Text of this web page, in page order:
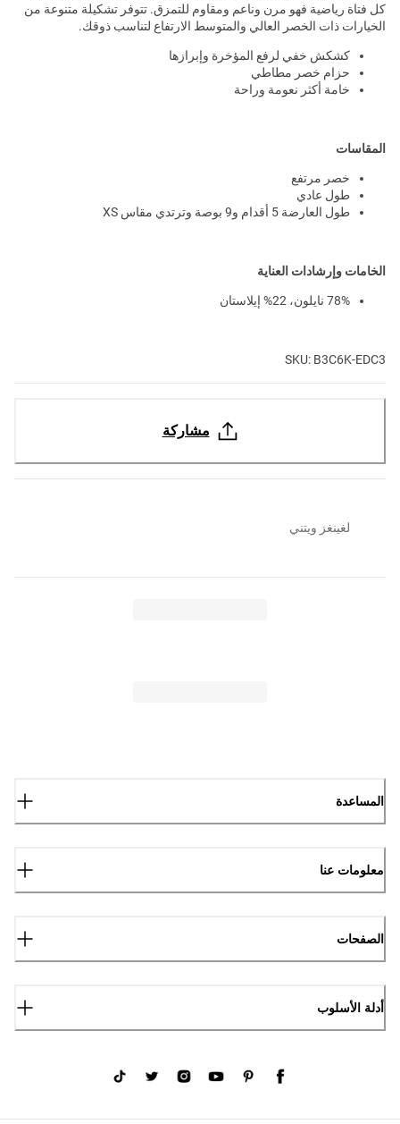
كل فتاة رياضية فهو مرن وناعم ومقاوم للتمزق. تتوفر تشكيلة متنوعة من
الخيارات ذات الخصر العالي والمتوسط ​​الارتفاع لتناسب ذوقك.
كشكش خفي لرفع المؤخرة وإبرازها
حزام خصر مطاطي
خامة أكثر نعومة وراحة
المقاسات
خصر مرتفع
طول عادي
طول العارضة 5 أقدام و9 بوصة وترتدي مقاس XS
الخامات وإرشادات العناية
78% نايلون، 22% إيلاستان
SKU: B3C6K-EDC3
مشاركة
لغينغز ويتني
المساعدة
معلومات عنا
الصفحات
أدلة الأسلوب